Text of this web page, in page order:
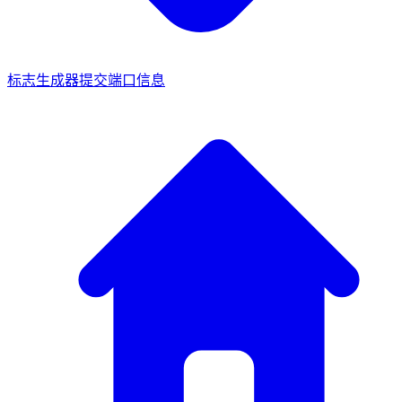
标志生成器提交端口信息